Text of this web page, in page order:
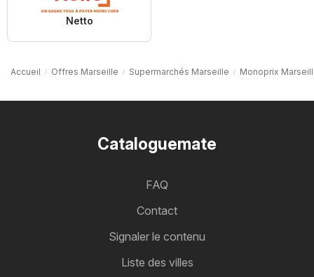
Netto
Accueil Offres Marseille Supermarchés Marseille Monoprix
Cataloguemate
FAQ
Contact
Signaler le contenu
Liste des villes